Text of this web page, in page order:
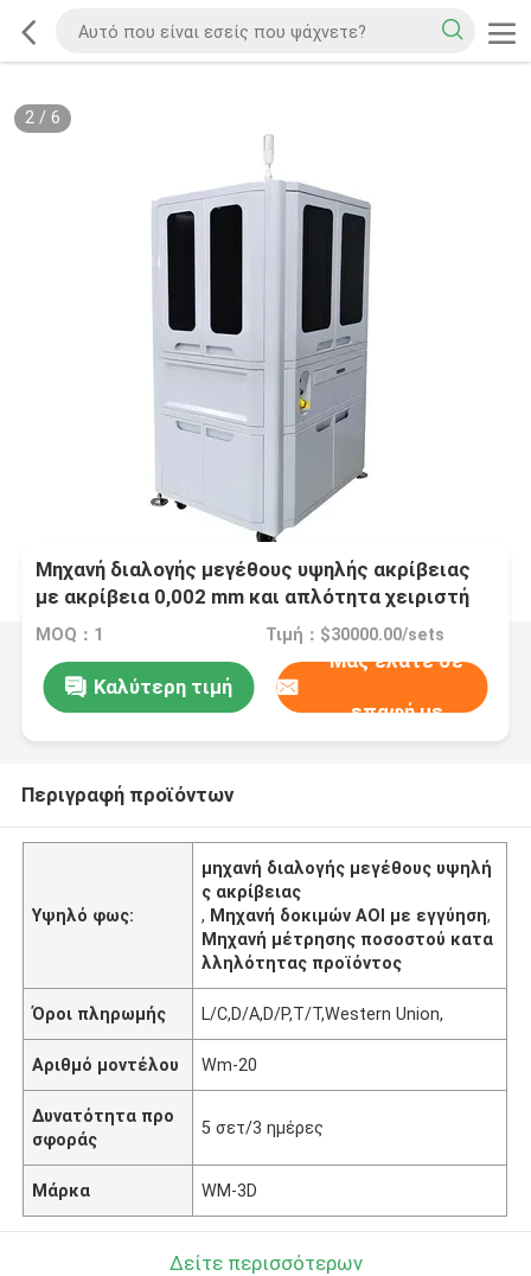
2/ 6
Μηχανή διαλογής μεγέθους υψηλής ακρίβειας
με ακρίβεια 0,002 mm και απλότητα χειριστή
για αυτοματοποιημένη οπτική επιθεώρηση
MOQ：1 Τιμή：$30000.00/sets
Καλύτερη τιμή
Μας ελάτε σε
επαφή με
Περιγραφή προϊόντων
Υψηλό φως:
μηχανή διαλογής μεγέθους υψηλή
ς ακρίβειας
, Μηχανή δοκιμών AOI με εγγύηση,
Μηχανή μέτρησης ποσοστού κατα
λληλότητας προϊόντος
Όροι πληρωμής L/C,D/A,D/P,T/T,Western Union,
Αριθμό μοντέλου Wm-20
Δυνατότητα προ
σφοράς
5 σετ/3 ημέρες
Μάρκα WM-3D
Δείτε περισσότερων